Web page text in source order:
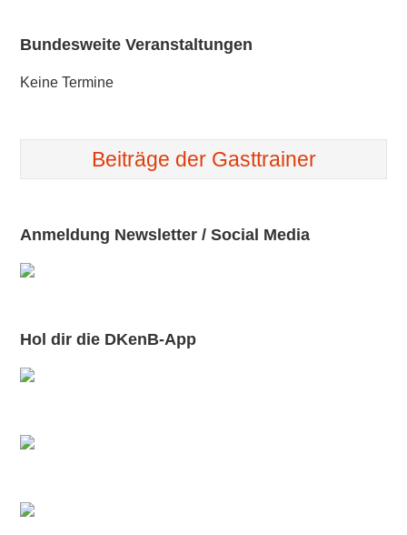
Bundesweite Veranstaltungen
Keine Termine
Beiträge der Gasttrainer
Anmeldung Newsletter / Social Media
Hol dir die DKenB-App